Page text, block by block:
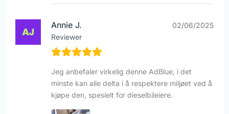
Annie J.
Reviewer
02/06/2025
Jeg anbefaler virkelig denne AdBlue, i det
minste kan alle delta i å respektere miljøet ved å
kjøpe den, spesielt for dieselbileiere.